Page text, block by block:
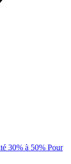
30% à 50% Pour